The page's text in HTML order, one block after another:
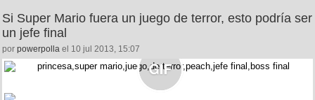
Si Super Mario fuera un juego de terror, esto podría ser
un jefe final
por powerpolla el 10 jul 2013, 15:07